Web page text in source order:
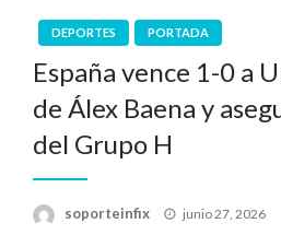
DEPORTES PORTADA
España vence 1-0 a
de Álex Baena y
del Grupo H
soporteinfix
Publicado
junio 27, 2026